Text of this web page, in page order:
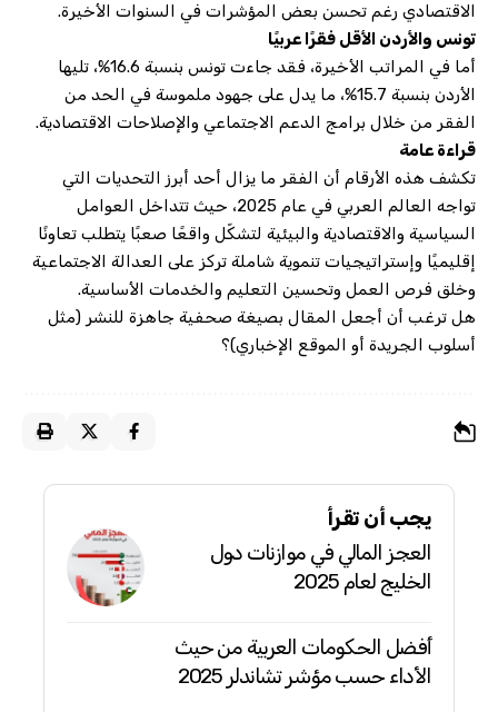
الاقتصادي رغم تحسن بعض المؤشرات في السنوات الأخيرة.
تونس والأردن الأقل فقرًا عربيًا
أما في المراتب الأخيرة، فقد جاءت تونس بنسبة 16.6%، تليها
الأردن بنسبة 15.7%، ما يدل على جهود ملموسة في الحد من
الفقر من خلال برامج الدعم الاجتماعي والإصلاحات الاقتصادية.
قراءة عامة
تكشف هذه الأرقام أن الفقر ما يزال أحد أبرز التحديات التي
تواجه العالم العربي في عام 2025، حيث تتداخل العوامل
السياسية والاقتصادية والبيئية لتشكّل واقعًا صعبًا يتطلب تعاونًا
إقليميًا وإستراتيجيات تنموية شاملة تركز على العدالة الاجتماعية
وخلق فرص العمل وتحسين التعليم والخدمات الأساسية.
هل ترغب أن أجعل المقال بصيغة صحفية جاهزة للنشر (مثل
أسلوب الجريدة أو الموقع الإخباري)؟
يجب أن تقرأ
العجز المالي في موازنات دول
الخليج لعام 2025
أفضل الحكومات العربية من حيث
الأداء حسب مؤشر تشاندلر 2025